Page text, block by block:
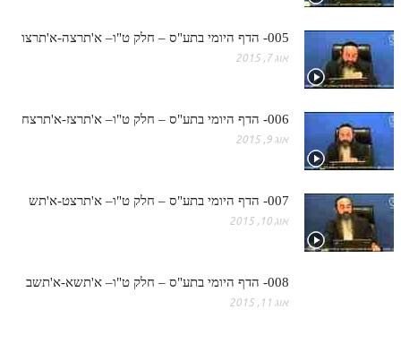
ספרים להורדה
מנוע חיפוש בספרים
תלמוד עשר הספירות בעיון
תלמוד עשר הספירות חלק א
תע"ס חלק ב' עיון
תע"ס חלק ג' עיון
תלמוד עשר הספירות חלק ה
005- הדף היומי בתע"ס – חלק ט"ו– א'תרצה-א'תרצו
אוג 7, 2015
006- הדף היומי בתע"ס – חלק ט"ו– א'תרצז-א'תרצח
אוג 9, 2015
007- הדף היומי בתע"ס – חלק ט"ו– א'תרצט-א'תש
אוג 10, 2015
008- הדף היומי בתע"ס – חלק ט"ו– א'תשא-א'תשב
אוג 11, 2015